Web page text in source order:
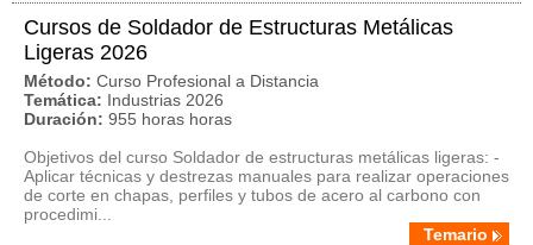
Cursos de Soldador de Estructuras Metálicas
Ligeras 2026
Método: Curso Profesional a Distancia
Temática: Industrias 2026
Duración: 955 horas horas
Objetivos del curso Soldador de estructuras metálicas ligeras: -
Aplicar técnicas y destrezas manuales para realizar operaciones
de corte en chapas, perfiles y tubos de acero al carbono con
procedimi...
Temario